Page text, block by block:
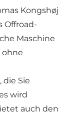
Kongshøj
Offroad-
Maschine
ohne
Sie
wird
auch den